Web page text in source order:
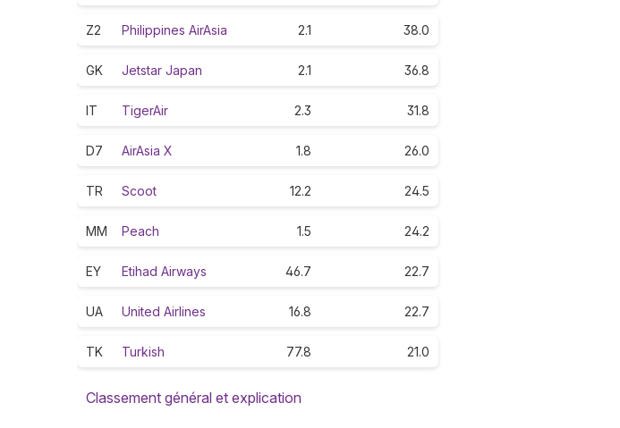
Z2 Philippines AirAsia 2.1 38.0
GK Jetstar Japan 2.1 36.8
IT TigerAir 2.3 31.8
D7 AirAsia X 1.8 26.0
TR Scoot 12.2 24.5
MM Peach 1.5 24.2
EY Etihad Airways 46.7 22.7
UA United Airlines 16.8 22.7
TK Turkish 77.8 21.0
Classement général et explication